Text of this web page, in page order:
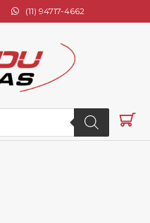
(11) 94717-4662